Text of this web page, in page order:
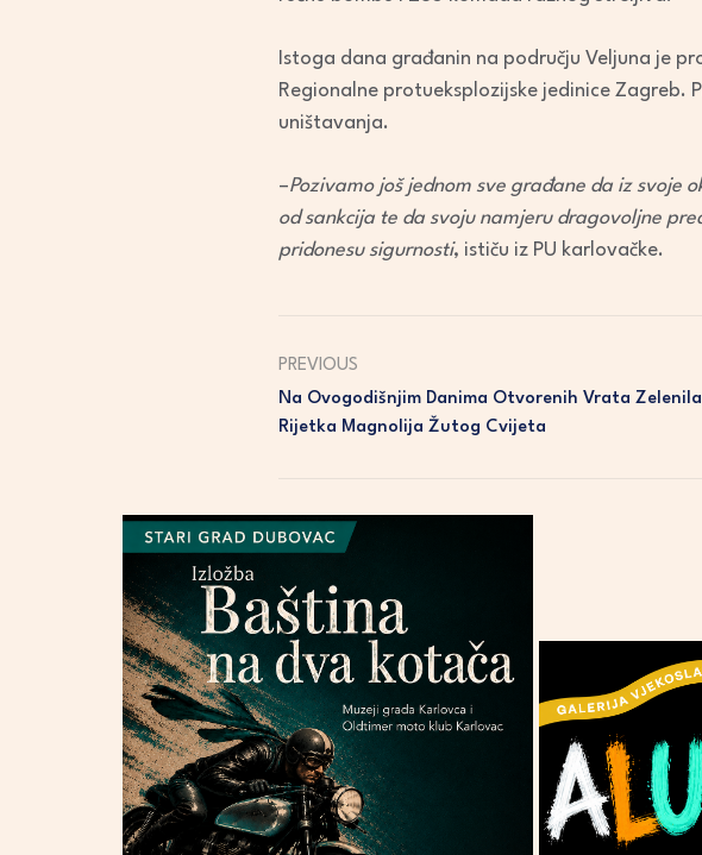
Istoga dana građanin na području Veljuna je
Regionalne protueksplozijske jedinice
uništavanja.
–Pozivamo još jednom sve građane da iz svoje
od sankcija te da svoju namjeru dragovoljne
pridonesu sigurnosti, ističu iz PU karlovačke.
PREVIOUS
Na Ovogodišnjim Danima Otvorenih Vrata
Rijetka Magnolija Žutog Cvijeta